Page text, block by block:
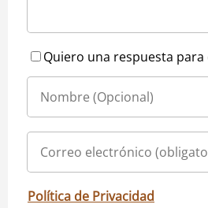
Quiero una respuesta para
Política de Privacidad